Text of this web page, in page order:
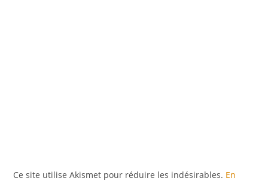
Ce site utilise Akismet pour réduire les indésirables. En